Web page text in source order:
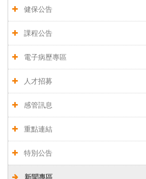
健保公告
課程公告
電子病歷專區
人才招募
感管訊息
重點連結
特別公告
新聞專區